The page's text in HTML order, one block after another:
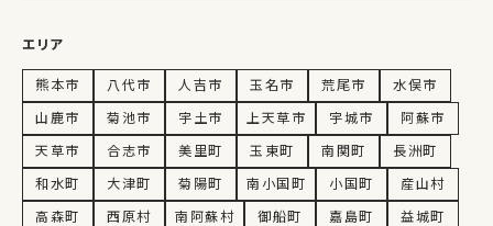
エリア
熊本市 八代市 人吉市 玉名市 荒尾市
水俣市
山鹿市
菊池市 宇土市 上天草市 宇城市
阿蘇市
天草市
合志市 美里町 玉東町 南関町
長洲町
和水町
大津町 菊陽町 南小国町 小国町
産山村
高森町
西原村 南阿蘇村 御船町 嘉島町
益城町